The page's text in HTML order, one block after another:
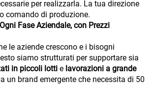
per realizzarla. La tua direzione
comando di produzione.
Fase Aziendale, con Prezzi
le aziende crescono e i bisogni
siamo strutturati per supportare sia
in piccoli lotti e lavorazioni a grande
un brand emergente che necessita di 50